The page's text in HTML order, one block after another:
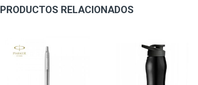
PRODUCTOS RELACIONADOS